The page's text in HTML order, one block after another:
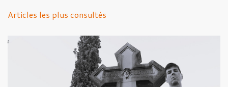
Articles les plus consultés